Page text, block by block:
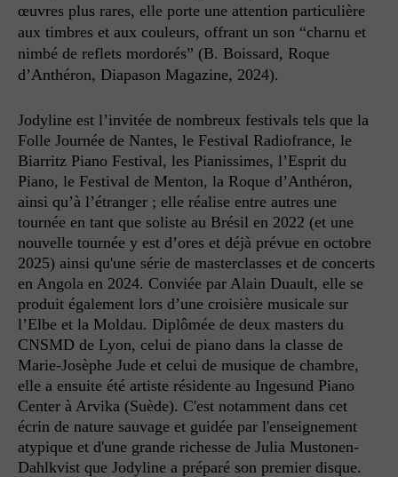
œuvres plus rares, elle porte une attention particulière
aux timbres et aux couleurs, offrant un son “charnu et
nimbé de reflets mordorés” (B. Boissard, Roque
d’Anthéron, Diapason Magazine, 2024).
Jodyline est l’invitée de nombreux festivals tels que la
Folle Journée de Nantes, le Festival Radiofrance, le
Biarritz Piano Festival, les Pianissimes, l’Esprit du
Piano, le Festival de Menton, la Roque d’Anthéron,
ainsi qu’à l’étranger ; elle réalise entre autres une
tournée en tant que soliste au Brésil en 2022 (et une
nouvelle tournée y est d’ores et déjà prévue en octobre
2025) ainsi qu'une série de masterclasses et de concerts
en Angola en 2024. Conviée par Alain Duault, elle se
produit également lors d’une croisière musicale sur
l’Elbe et la Moldau. Diplômée de deux masters du
CNSMD de Lyon, celui de piano dans la classe de
Marie-Josèphe Jude et celui de musique de chambre,
elle a ensuite été artiste résidente au Ingesund Piano
Center à Arvika (Suède). C'est notamment dans cet
écrin de nature sauvage et guidée par l'enseignement
atypique et d'une grande richesse de Julia Mustonen-
Dahlkvist que Jodyline a préparé son premier disque.